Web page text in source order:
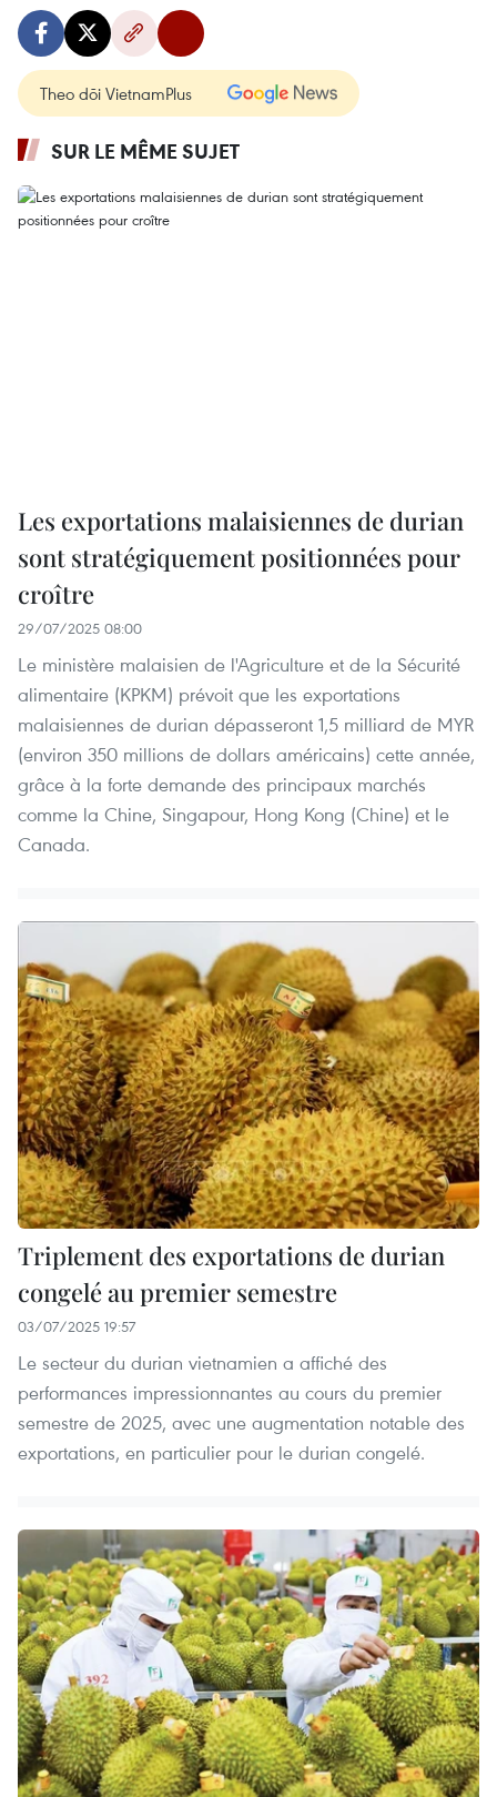
Theo dõi VietnamPlus
SUR LE MÊME SUJET
Les exportations malaisiennes de durian
sont stratégiquement positionnées pour
croître
29/07/2025 08:00
Le ministère malaisien de l'Agriculture et de la Sécurité
alimentaire (KPKM) prévoit que les exportations
malaisiennes de durian dépasseront 1,5 milliard de MYR
(environ 350 millions de dollars américains) cette année,
grâce à la forte demande des principaux marchés
comme la Chine, Singapour, Hong Kong (Chine) et le
Canada.
Triplement des exportations de durian
congelé au premier semestre
03/07/2025 19:57
Le secteur du durian vietnamien a affiché des
performances impressionnantes au cours du premier
semestre de 2025, avec une augmentation notable des
exportations, en particulier pour le durian congelé.